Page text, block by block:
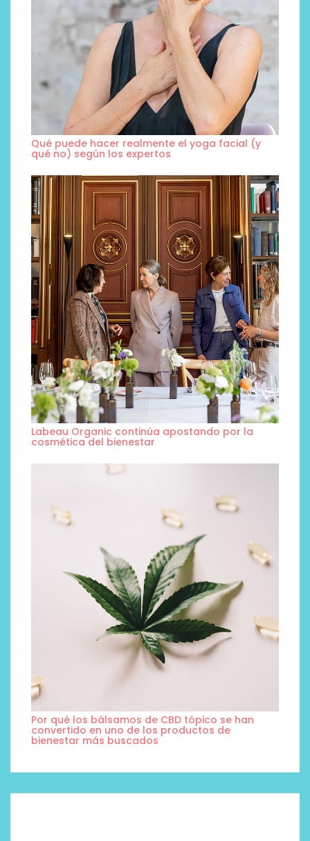
Qué puede hacer realmente el yoga facial (y
qué no) según los expertos
Labeau Organic continúa apostando por la
cosmética del bienestar
Por qué los bálsamos de CBD tópico se han
convertido en uno de los productos de
bienestar más buscados